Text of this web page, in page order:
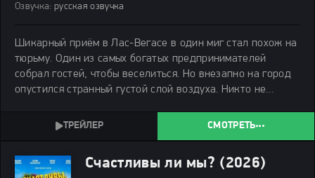
Озвучка: русская озвучка
Шикарный приём в Лас-Вегасе в один миг стал похож на
тюрьму. Один из самых богатых предпринимателей
собрал гостей, чтобы веселиться. Но внезапно на город
опустился странный густой слой воздуха. Никто не
бизнесмен сообщил, что у него есть подземная
СМОТРЕТЬ
Счастливы ли мы? (2026)